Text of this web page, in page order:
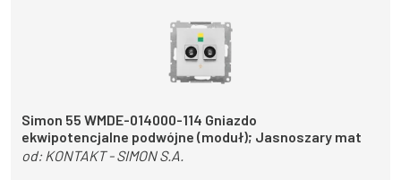
Simon 55 WMDE-014000-114 Gniazdo
ekwipotencjalne podwójne (moduł); Jasnoszary mat
od: KONTAKT - SIMON S.A.